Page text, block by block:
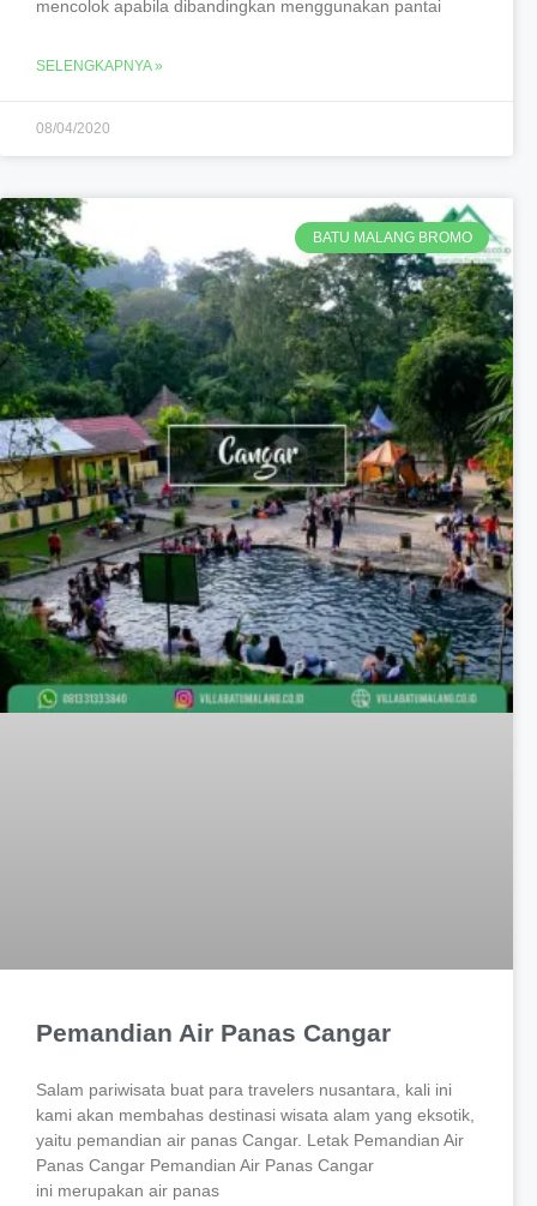
mencolok apabila dibandingkan menggunakan pantai
SELENGKAPNYA »
08/04/2020
BATU MALANG BROMO
Pemandian Air Panas Cangar
Salam pariwisata buat para travelers nusantara, kali ini
kami akan membahas destinasi wisata alam yang eksotik,
yaitu pemandian air panas Cangar. Letak Pemandian Air
Panas Cangar Pemandian Air Panas Cangar
ini merupakan air panas